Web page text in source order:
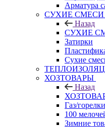
Арматура
СУХИЕ СМЕСИ
Назад
СУХИЕ
Затирки
Сухие
ХОЗТОВАРЫ
Назад
Газ/горелки
100
Зимние